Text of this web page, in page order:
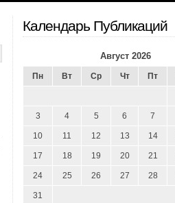
Календарь Публикаций
Август 2026
Пн Вт Ср Чт Пт
3 4 5 6 7
10 11 12 13 14
17 18 19 20 21
24 25 26 27 28
31